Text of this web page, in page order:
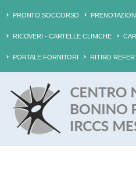
PRONTO SOCCORSO
RICOVERI - CARTELLE CLINICHE
PORTALE FORNITORI RITIRO